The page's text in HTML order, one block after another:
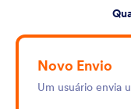
Novo Envio
Um usuário envia